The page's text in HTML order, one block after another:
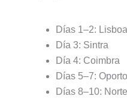
Días 1–2: Lisboa
Día 3: Sintra
Día 4: Coimbra
Días 5–7: Oporto
Días 8–10: